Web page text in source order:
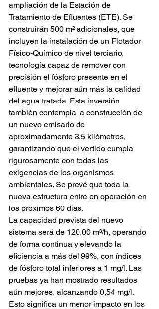
ampliación de la Estación de
Tratamiento de Efluentes (ETE). Se
construirán 500 m² adicionales, que
incluyen la instalación de un Flotador
Físico-Químico de nivel terciario,
tecnología capaz de remover con
precisión el fósforo presente en el
efluente y mejorar aún más la calidad
del agua tratada. Esta inversión
también contempla la construcción de
un nuevo emisario de
aproximadamente 3,5 kilómetros,
garantizando que el vertido cumpla
rigurosamente con todas las
exigencias de los organismos
ambientales. Se prevé que toda la
nueva estructura entre en operación en
los próximos 60 días.
La capacidad prevista del nuevo
sistema será de 120,00 m³/h, operando
de forma continua y elevando la
eficiencia a más del 99%, con índices
de fósforo total inferiores a 1 mg/l. Las
pruebas ya han mostrado resultados
aún mejores, alcanzando 0,54 mg/l.
Esto significa un menor impacto en los